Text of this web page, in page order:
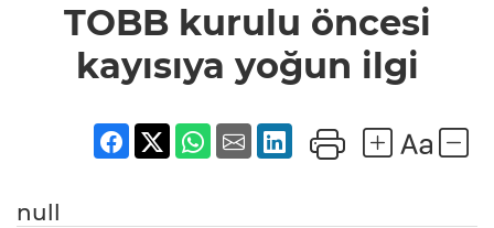
kayısıya
yoğun
TOBB kurulu öncesi
kayısıya yoğun ilgi
null